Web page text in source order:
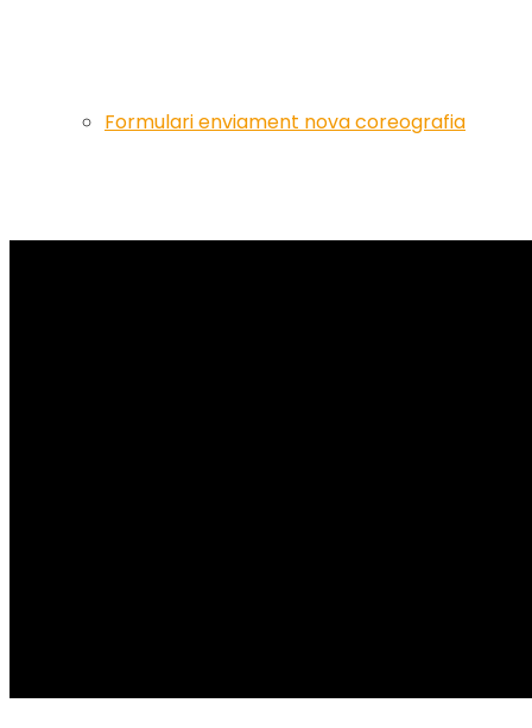
Formulari enviament nova coreografia